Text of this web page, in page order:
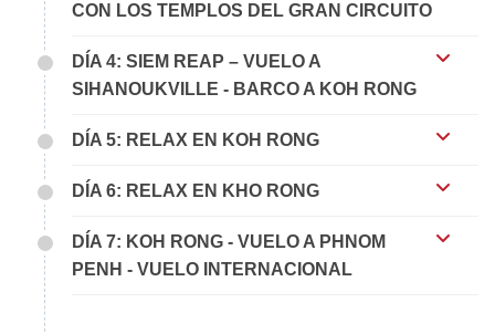
CON LOS TEMPLOS DEL GRAN CIRCUITO
DÍA 4: SIEM REAP – VUELO A
SIHANOUKVILLE - BARCO A KOH RONG
DÍA 5: RELAX EN KOH RONG
DÍA 6: RELAX EN KHO RONG
DÍA 7: KOH RONG - VUELO A PHNOM
PENH - VUELO INTERNACIONAL